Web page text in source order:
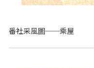
番社采風圖──乘屋